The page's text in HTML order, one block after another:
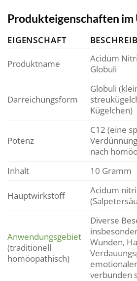
Produkteigenschaften
EIGENSCHAFT
Produktname
Acidum
Globuli
Darreichungsform
Globuli
Kügelchen)
Potenz
C12 (eine
nach
Inhalt
10 Gramm
Hauptwirkstoff
Acidum
Anwendungsgebiet
(traditionell
homöopathisch)
Diverse
Wunden,
verbunden